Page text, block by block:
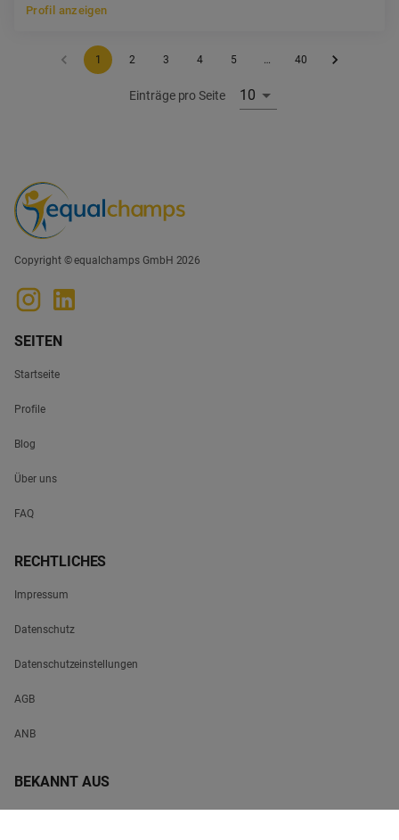
Profil anzeigen
1 2 3 4 5 … 40
Einträge pro Seite 10
Copyright © equalchamps GmbH 2026
SEITEN
Startseite
Profile
Blog
Über uns
FAQ
RECHTLICHES
Impressum
Datenschutz
Datenschutzeinstellungen
AGB
ANB
BEKANNT AUS